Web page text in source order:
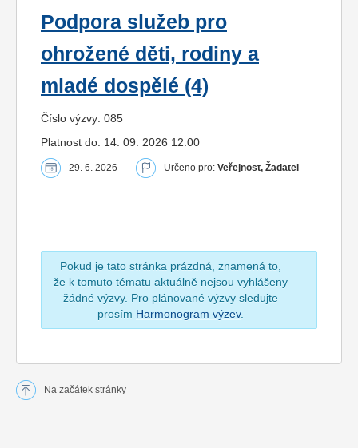
Podpora služeb pro
ohrožené děti, rodiny a
mladé dospělé (4)
Číslo výzvy: 085
Platnost do: 14. 09. 2026 12:00
29. 6. 2026 Určeno pro: Veřejnost, Žadatel
Pokud je tato stránka prázdná, znamená to,
že k tomuto tématu aktuálně nejsou vyhlášeny
žádné výzvy. Pro plánované výzvy sledujte
prosím Harmonogram výzev.
Na začátek stránky